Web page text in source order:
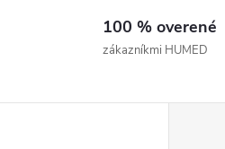
100 % overené
zákazníkmi HUMED